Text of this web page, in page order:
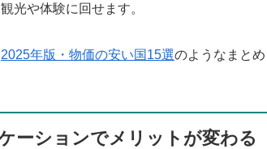
光や体験に回せます。
2025年版・物価の安い国15選のようなまと
ーションでメリットが変わる